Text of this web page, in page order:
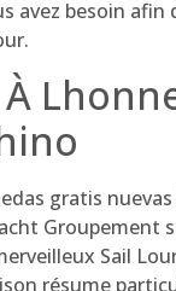
avez besoin afin
À
Groupement
Sail
résume